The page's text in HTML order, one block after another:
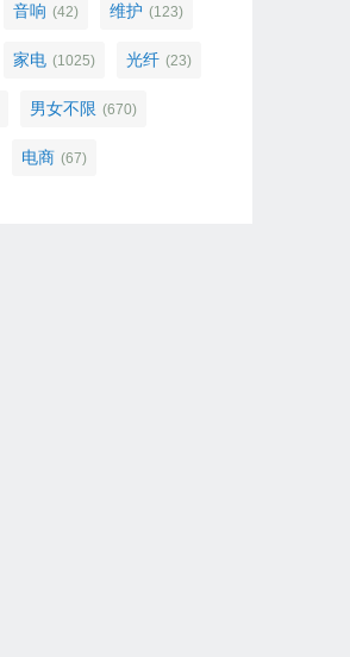
音响 (42) 维护 (123)
家电 (1025) 光纤 (23)
男女不限 (670)
电商 (67)